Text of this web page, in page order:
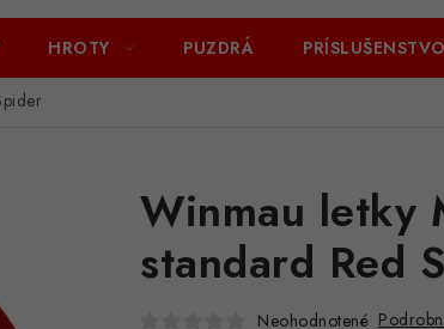
HROTY PUZDRÁ PRÍSLUŠENSTVO
Winmau letky
standard Red
Neohodnotené